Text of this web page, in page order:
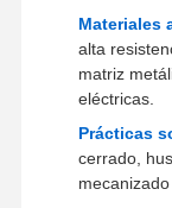
Gabinete de
Prototipos
tratamiento
moldes de
Materiales
alta
matriz
eléctricas.
Prácticas
cerrado,